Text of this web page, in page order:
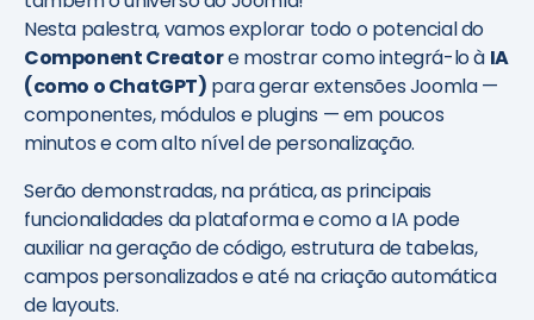
Nesta palestra, vamos explorar todo o potencial do
Component Creatore mostrar como integrá-lo à IA
(como o ChatGPT) para gerar extensões Joomla —
componentes, módulos e plugins — em poucos
minutos e com alto nível de personalização.
Serão demonstradas, na prática, as principais
funcionalidades da plataforma e como a IA pode
auxiliar na geração de código, estrutura de tabelas,
campos personalizados e até na criação automática
de layouts.